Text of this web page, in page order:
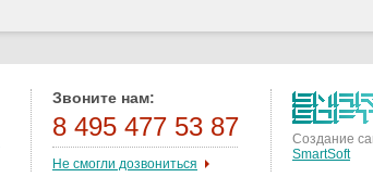
Звоните нам:
8 495 477 53 87
Не смогли дозвониться
Создание
SmartSoft